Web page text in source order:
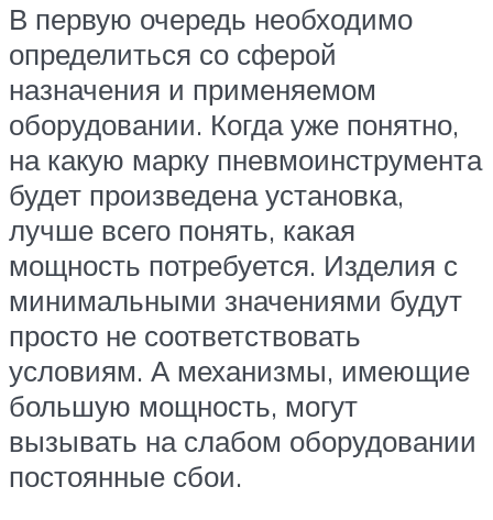
В первую очередь необходимо
определиться со сферой
назначения и применяемом
оборудовании. Когда уже понятно,
на какую марку пневмоинструмента
будет произведена установка,
лучше всего понять, какая
мощность потребуется. Изделия с
минимальными значениями будут
просто не соответствовать
условиям. А механизмы, имеющие
большую мощность, могут
вызывать на слабом оборудовании
постоянные сбои.